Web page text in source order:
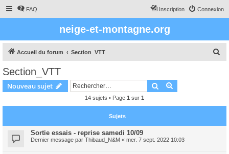
FAQ Connexion
Inscription
neige-et-montagne.org
Accueil du forum Section_VTT
c
Section_VTT
Nouveau sujet Rechercher
14 sujets • Page 1 sur 1
Sujets
Sortie essais - reprise samedi 10/09
Dernier message par Thibaud_N&M « mer. 7 sept. 2022 10:03